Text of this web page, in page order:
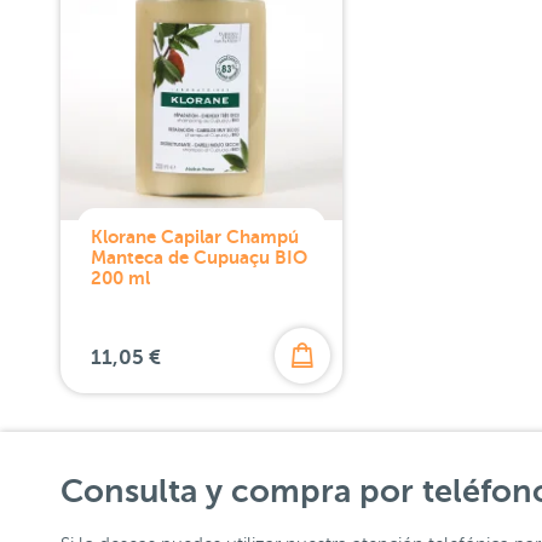
Klorane Capilar Champú
Manteca de Cupuaçu BIO
200 ml
11,05 €
Consulta y compra por